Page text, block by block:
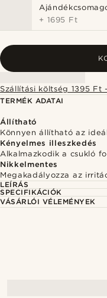
+ 1695 Ft
TERMÉK ADATAI
Állítható
Könnyen állítható az
Kényelmes illeszkedés
Alkalmazkodik a csukló
Nikkelmentes
Megakadályozza az
LEÍRÁS
SPECIFIKÁCIÓK
VÁSÁRLÓI VÉLEMÉNYEK